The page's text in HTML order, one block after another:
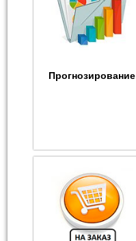
Прогнозирование